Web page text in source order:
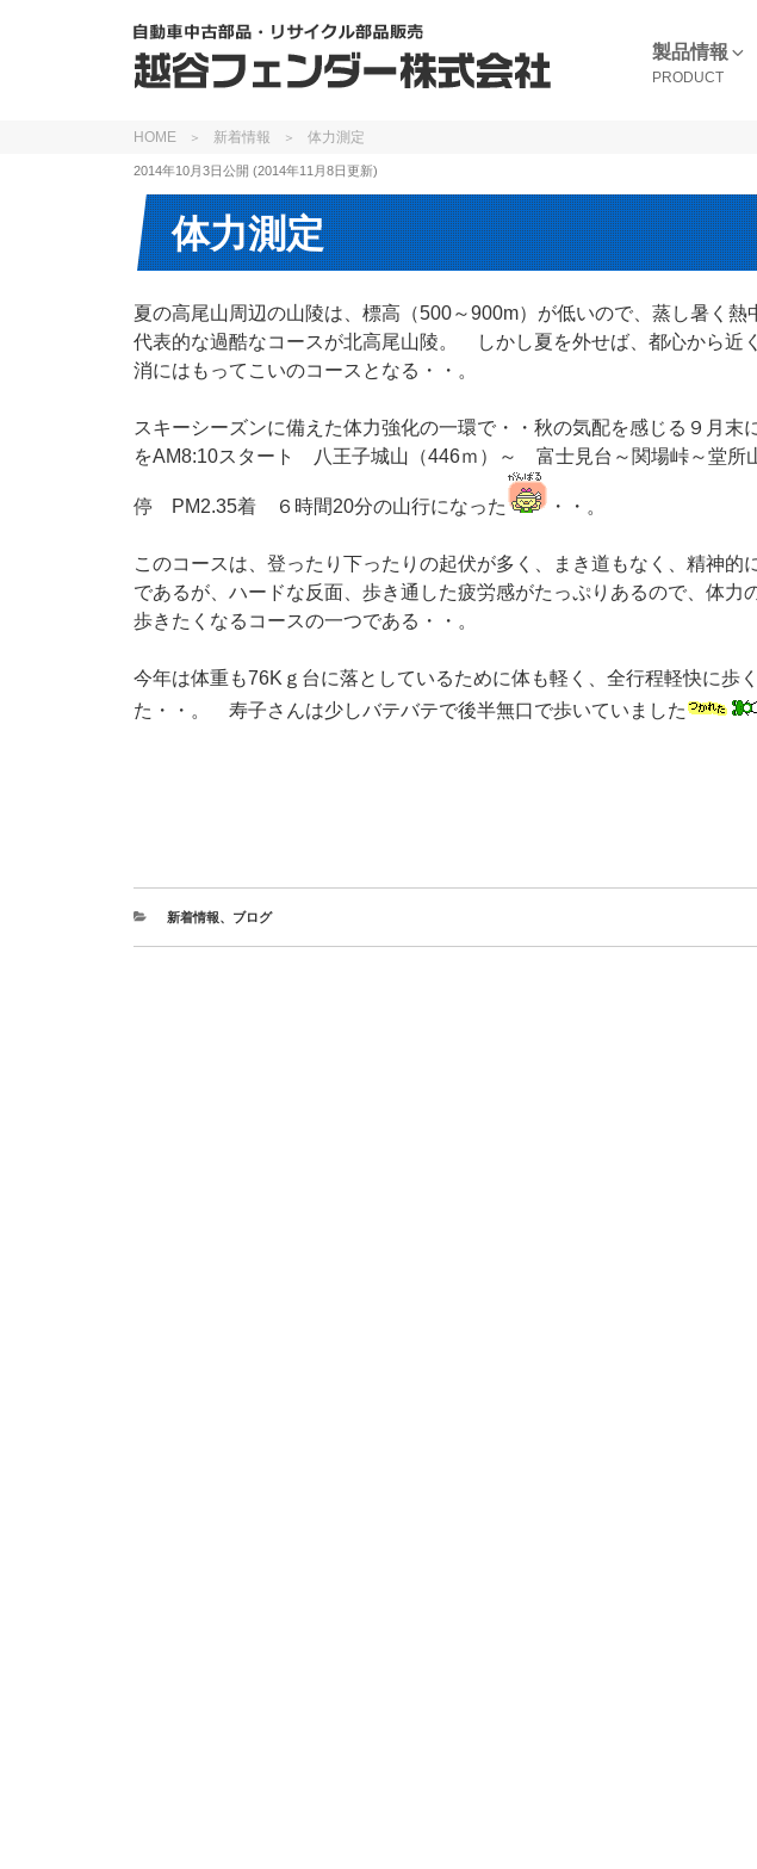
製品情報
HOME 新着情報 体力測定
2014年10月3日公開 (2014年11月8日更新)
体力測定
夏の高尾山周辺の山陵は、標高（500～900m）が低いので、蒸し暑く
代表的な過酷なコースが北高尾山陵。 しかし夏を外せば、都心から近
消にはもってこいのコースとなる・・。
スキーシーズンに備えた体力強化の一環で・・秋の気配を感じる９月
をAM8:10スタート 八王子城山（446ｍ）～ 富士見台～関場峠～堂所
停 PM2.35着 ６時間20分の山行になった ・・。
このコースは、登ったり下ったりの起伏が多く、まき道もなく、精神的
であるが、ハードな反面、歩き通した疲労感がたっぷりあるので、体
歩きたくなるコースの一つである・・。
今年は体重も76Kｇ台に落としているために体も軽く、全行程軽快に歩
た・・。 寿子さんは少しバテバテで後半無口で歩いていました
新着情報、 ブログ